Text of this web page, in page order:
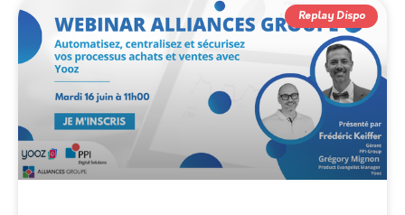
Replay Dispo